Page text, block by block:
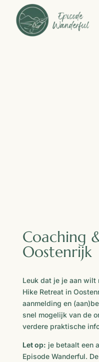
Coaching
Oostenrijk
Leuk dat je je aan wilt
Hike Retreat in
aanmelding en
snel mogelijk van de
verdere praktische
Let op: je betaalt een
Episode Wanderful.